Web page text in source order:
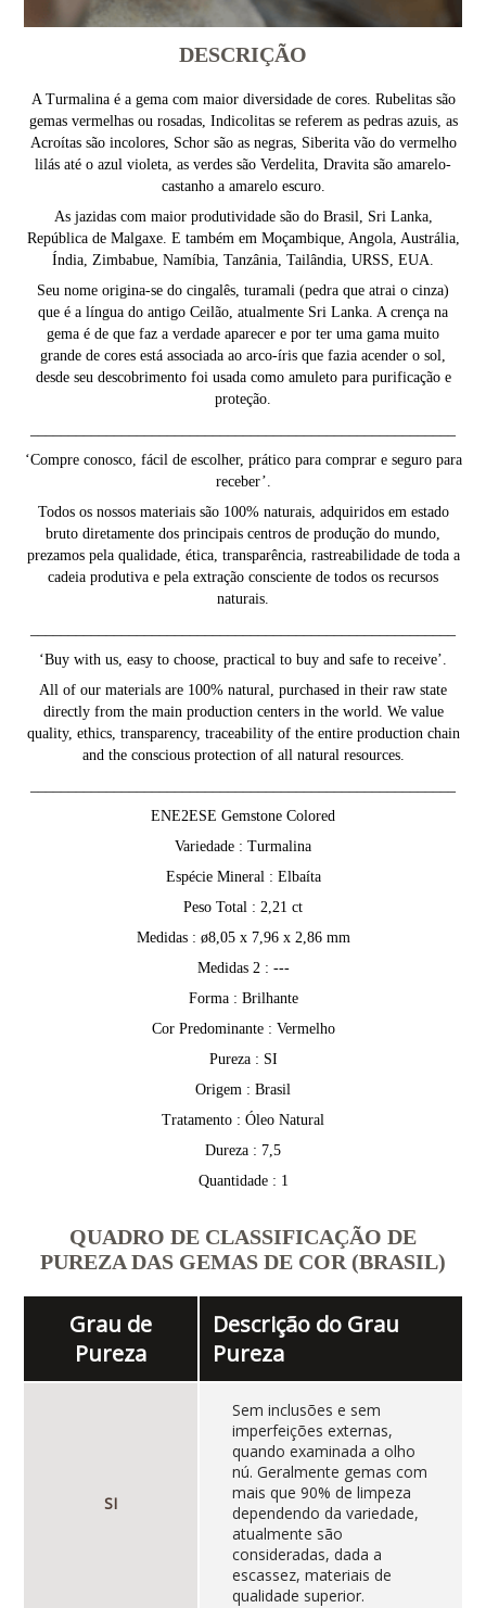
DESCRIÇÃO
A Turmalina é a gema com maior diversidade de cores. Rubelitas são
gemas vermelhas ou rosadas, Indicolitas se referem as pedras azuis, as
Acroítas são incolores, Schor são as negras, Siberita vão do vermelho
lilás até o azul violeta, as verdes são Verdelita, Dravita são amarelo-
castanho a amarelo escuro.
As jazidas com maior produtividade são do Brasil, Sri Lanka,
República de Malgaxe. E também em Moçambique, Angola, Austrália,
Índia, Zimbabue, Namíbia, Tanzânia, Tailândia, URSS, EUA.
Seu nome origina-se do cingalês, turamali (pedra que atrai o cinza)
que é a língua do antigo Ceilão, atualmente Sri Lanka. A crença na
gema é de que faz a verdade aparecer e por ter uma gama muito
grande de cores está associada ao arco-íris que fazia acender o sol,
desde seu descobrimento foi usada como amuleto para purificação e
proteção.
‘Compre conosco, fácil de escolher, prático para comprar e seguro para
receber’.
Todos os nossos materiais são 100% naturais, adquiridos em estado
bruto diretamente dos principais centros de produção do mundo,
prezamos pela qualidade, ética, transparência, rastreabilidade de toda a
cadeia produtiva e pela extração consciente de todos os recursos
naturais.
‘Buy with us, easy to choose, practical to buy and safe to receive’.
All of our materials are 100% natural, purchased in their raw state
directly from the main production centers in the world. We value
quality, ethics, transparency, traceability of the entire production chain
and the conscious protection of all natural resources.
ENE2ESE Gemstone Colored
Variedade : Turmalina
Espécie Mineral : Elbaíta
Peso Total : 2,21 ct
Medidas : ø8,05 x 7,96 x 2,86 mm
Medidas 2 : ---
Forma : Brilhante
Cor Predominante : Vermelho
Pureza : SI
Origem : Brasil
Tratamento : Óleo Natural
Dureza : 7,5
Quantidade : 1
QUADRO DE CLASSIFICAÇÃO DE
PUREZA DAS GEMAS DE COR (BRASIL)
Grau de
Pureza
Descrição do Grau
Pureza
SI
Sem inclusões e sem
imperfeições externas,
quando examinada a olho
nú. Geralmente gemas com
mais que 90% de limpeza
dependendo da variedade,
atualmente são
consideradas, dada a
escassez, materiais de
qualidade superior.